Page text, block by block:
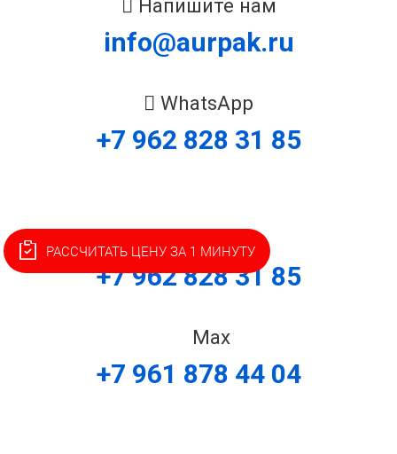
Напишите нам
info@aurpak.ru
WhatsApp
+7 962 828 31 85
+7 962 828 31 85
Max
+7 961 878 44 04
РАССЧИТАТЬ ЦЕНУ ЗА 1 МИНУТУ